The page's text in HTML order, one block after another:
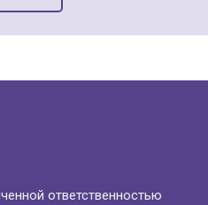
ответственностью